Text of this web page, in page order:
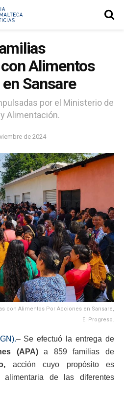
Alimentos
Sansare
por el Ministerio de
Alimentación.
de 2024
con Alimentos Por Acciones en Sansare,
El Progreso.
– Se efectuó la entrega de
(APA)a 859 familias de
acción cuyo propósito es
alimentaria de las diferentes